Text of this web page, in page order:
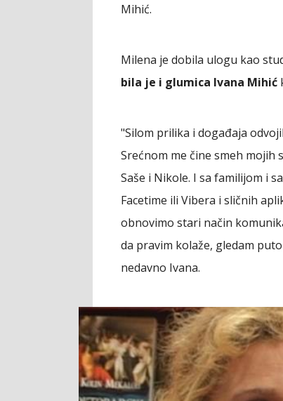
Mihić.
Milena je dobila ulogu kao
bila je i glumica Ivana Mihić
"Silom prilika i događaja
Srećnom me čine smeh
Saše i Nikole. I sa familijom i
Facetime ili Vibera i sličnih
obnovimo stari način
da pravim kolaže, gledam
nedavno Ivana.